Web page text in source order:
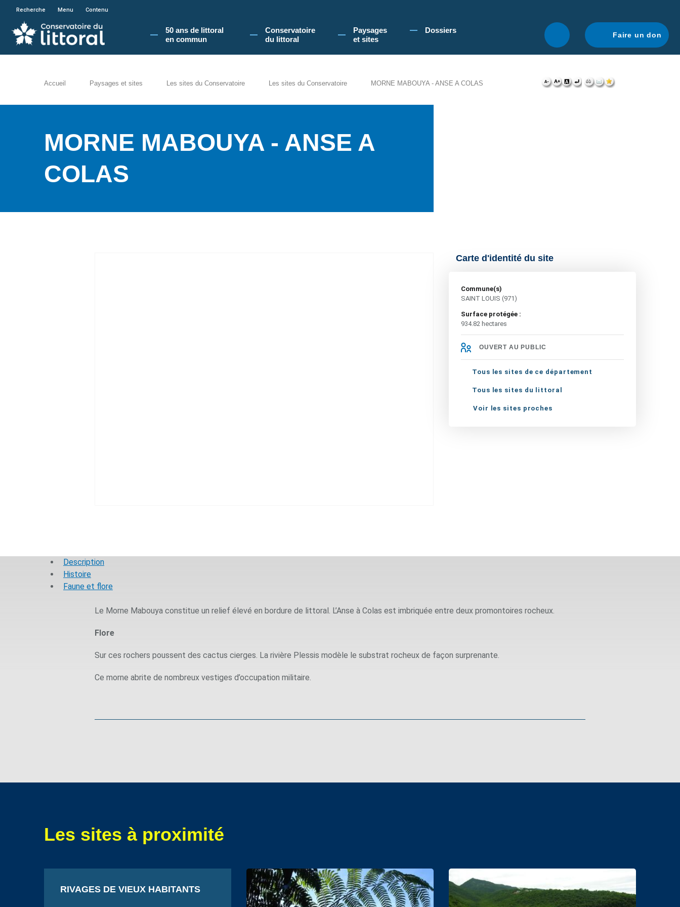
En poursuivant votre navigation sur le site du Conservatoire du littoral, vous acceptez l'utilisation de cookies pour vous proposer une navigation optimale.
Recherche Menu Contenu
50 ans de littoral
en commun​
Conservatoire
du littoral
Paysages
et sites
Dossiers
Faire un don
Accueil Paysages et sites Les sites du Conservatoire Les sites du Conservatoire MORNE MABOUYA - ANSE A COLAS
MORNE MABOUYA - ANSE A
COLAS
Carte d'identité du site
Commune(s)
SAINT LOUIS (971)
Surface protégée :
934.82 hectares
OUVERT AU PUBLIC
Tous les sites de ce département
Tous les sites du littoral
Voir les sites proches
Description
Histoire
Faune et flore
Le Morne Mabouya constitue un relief élevé en bordure de littoral. L’Anse à Colas est imbriquée entre deux promontoires rocheux.
Flore
Sur ces rochers poussent des cactus cierges. La rivière Plessis modèle le substrat rocheux de façon surprenante.
Ce morne abrite de nombreux vestiges d’occupation militaire.
Les sites à proximité
RIVAGES DE VIEUX HABITANTS